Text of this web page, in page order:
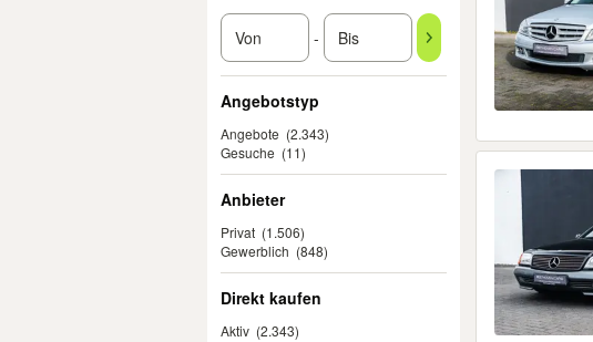
-
Angebotstyp
Angebote (2.343)
Gesuche (11)
Anbieter
Privat (1.506)
Gewerblich (848)
Direkt kaufen
Aktiv (2.343)